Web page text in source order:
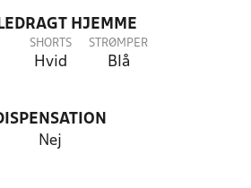
HJEMME
SHORTS
Hvid
STRØMPER
Blå
Nej